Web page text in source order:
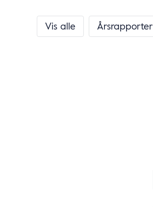
Vis alle Årsrapporter